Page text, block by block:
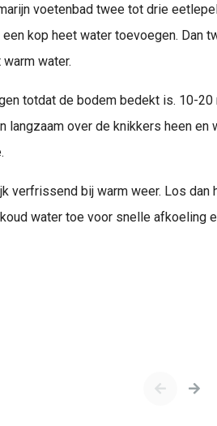
voetenbad twee tot drie
kop heet water toevoegen. Dan
water.
totdat de bodem bedekt is. 10-20
langzaam over de knikkers heen en
verfrissend bij warm weer. Los dan
water toe voor snelle afkoeling